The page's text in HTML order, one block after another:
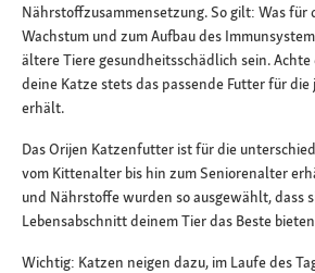
Nährstoffzusammensetzung. So gilt: Was für
Wachstum und zum Aufbau des
ältere Tiere gesundheitsschädlich sein.
deine Katze stets das passende Futter für
erhält.
Das Orijen Katzenfutter ist für die
vom Kittenalter bis hin zum Seniorenalter
und Nährstoffe wurden so ausgewählt, dass
Lebensabschnitt deinem Tier das Beste
Wichtig: Katzen neigen dazu, im Laufe des